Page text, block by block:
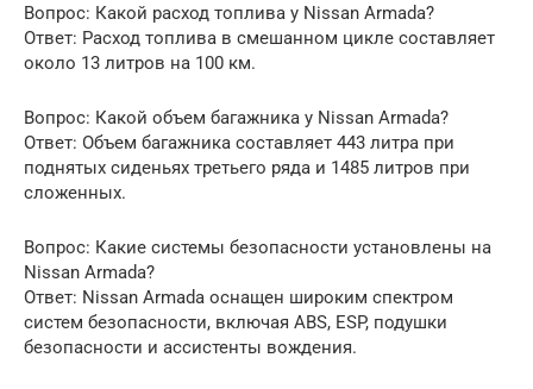
Вопрос: Какой расход топлива у Nissan Armada?
Ответ: Расход топлива в смешанном цикле составляет
около 13 литров на 100 км.
Вопрос: Какой объем багажника у Nissan Armada?
Ответ: Объем багажника составляет 443 литра при
поднятых сиденьях третьего ряда и 1485 литров при
сложенных.
Вопрос: Какие системы безопасности установлены на
Nissan Armada?
Ответ: Nissan Armada оснащен широким спектром
систем безопасности, включая ABS, ESP, подушки
безопасности и ассистенты вождения.